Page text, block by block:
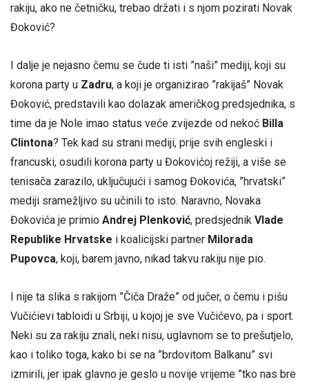
rakiju, ako ne četničku, trebao držati i s njom pozirati Novak
Đoković?
I dalje je nejasno čemu se čude ti isti ”naši” mediji, koji su
korona party u Zadru, a koji je organizirao ”rakijaš” Novak
Đoković, predstavili kao dolazak američkog predsjednika, s
time da je Nole imao status veće zvijezde od nekoć Billa
Clintona? Tek kad su strani mediji, prije svih engleski i
francuski, osudili korona party u Đokovićoj režiji, a više se
tenisača zarazilo, uključujući i samog Đokovića, ”hrvatski”
mediji sramežljivo su učinili to isto. Naravno, Novaka
Đokovića je primio Andrej Plenković, predsjednik Vlade
Republike Hrvatske i koalicijski partner Milorada
Pupovca, koji, barem javno, nikad takvu rakiju nije pio.
I nije ta slika s rakijom ”Čiča Draže” od jučer, o čemu i pišu
Vučićievi tabloidi u Srbiji, u kojoj je sve Vučićevo, pa i sport.
Neki su za rakiju znali, neki nisu, uglavnom se to prešutjelo,
kao i toliko toga, kako bi se na ”brdovitom Balkanu” svi
izmirili, jer ipak glavno je geslo u novije vrijeme ”tko nas bre